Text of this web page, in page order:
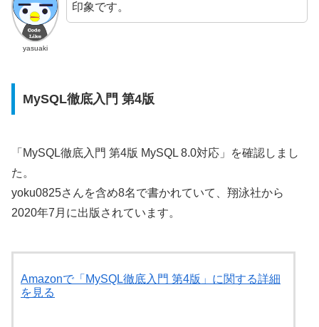
yasuaki
印象です。
MySQL徹底入門 第4版
「MySQL徹底入門 第4版 MySQL 8.0対応」を確認しまし
た。
yoku0825さんを含め8名で書かれていて、翔泳社から
2020年7月に出版されています。
Amazonで「MySQL徹底入門 第4版」に関する詳細
を見る